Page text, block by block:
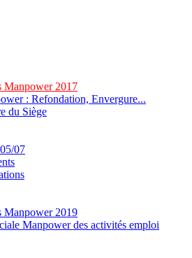
Manpower 2017
: Refondation, Envergure...
du Siège
07
Manpower 2019
Manpower des activités emploi